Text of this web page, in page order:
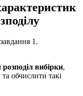
1.
вибірки,
обчислити такі